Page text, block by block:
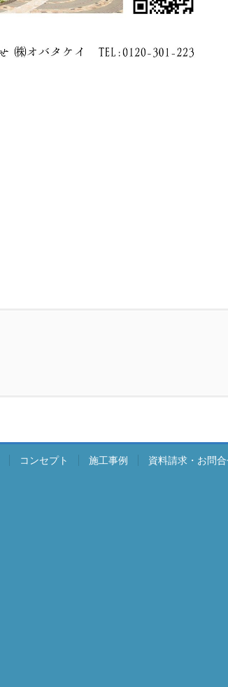
コンセプト 施工事例 資料請求・お問